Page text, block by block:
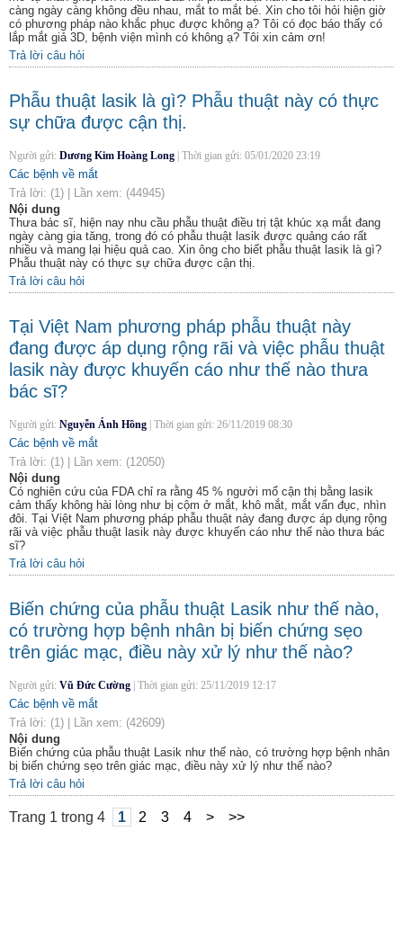
càng ngày càng không đều nhau, mắt to mắt bé. Xin cho tôi hỏi hiện giờ
có phương pháp nào khắc phục được không ạ? Tôi có đọc báo thấy có
lắp mắt giả 3D, bệnh viện mình có không ạ? Tôi xin cảm ơn!
Trả lời câu hỏi
Phẫu thuật lasik là gì? Phẫu thuật này có thực
sự chữa được cận thị.
Người gửi: Dương Kim Hoàng Long | Thời gian gửi: 05/01/2020 23:19
Các bệnh về mắt
Trả lời: (1) | Lần xem: (44945)
Nội dung
Thưa bác sĩ, hiện nay nhu cầu phẫu thuật điều trị tật khúc xạ mắt đang
ngày càng gia tăng, trong đó có phẫu thuật lasik được quảng cáo rất
nhiều và mang lại hiệu quả cao. Xin ông cho biết phẫu thuật lasik là gì?
Phẫu thuật này có thực sự chữa được cận thị.
Trả lời câu hỏi
Tại Việt Nam phương pháp phẫu thuật này
đang được áp dụng rộng rãi và việc phẫu thuật
lasik này được khuyến cáo như thế nào thưa
bác sĩ?
Người gửi: Nguyễn Ánh Hồng | Thời gian gửi: 26/11/2019 08:30
Các bệnh về mắt
Trả lời: (1) | Lần xem: (12050)
Nội dung
Có nghiên cứu của FDA chỉ ra rằng 45 % người mổ cận thị bằng lasik
cảm thấy không hài lòng như bị cộm ở mắt, khô mắt, mắt vẩn đục, nhìn
đôi. Tại Việt Nam phương pháp phẫu thuật này đang được áp dụng rộng
rãi và việc phẫu thuật lasik này được khuyến cáo như thế nào thưa bác
sĩ?
Trả lời câu hỏi
Biến chứng của phẫu thuật Lasik như thế nào,
có trường hợp bệnh nhân bị biến chứng sẹo
trên giác mạc, điều này xử lý như thế nào?
Người gửi: Vũ Đức Cường | Thời gian gửi: 25/11/2019 12:17
Các bệnh về mắt
Trả lời: (1) | Lần xem: (42609)
Nội dung
Biến chứng của phẫu thuật Lasik như thế nào, có trường hợp bệnh nhân
bị biến chứng sẹo trên giác mạc, điều này xử lý như thế nào?
Trả lời câu hỏi
Trang 1 trong 4 1 2 3 4 > >>